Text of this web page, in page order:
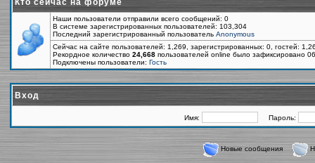
Кто сейчас на форуме
Наши пользователи отправили всего сообщений: 0
В системе зарегистрированных пользователей: 103,304
Последний зарегистрированный пользователь Anonymous
Сейчас на сайте пользователей: 1,269, зарегистрированных: 0, гостей:
Рекордное количество 24,668 пользователей online было зафиксировано
Подключены пользователи: Гость
Вход
Имя: Пароль:
Новые сообщения